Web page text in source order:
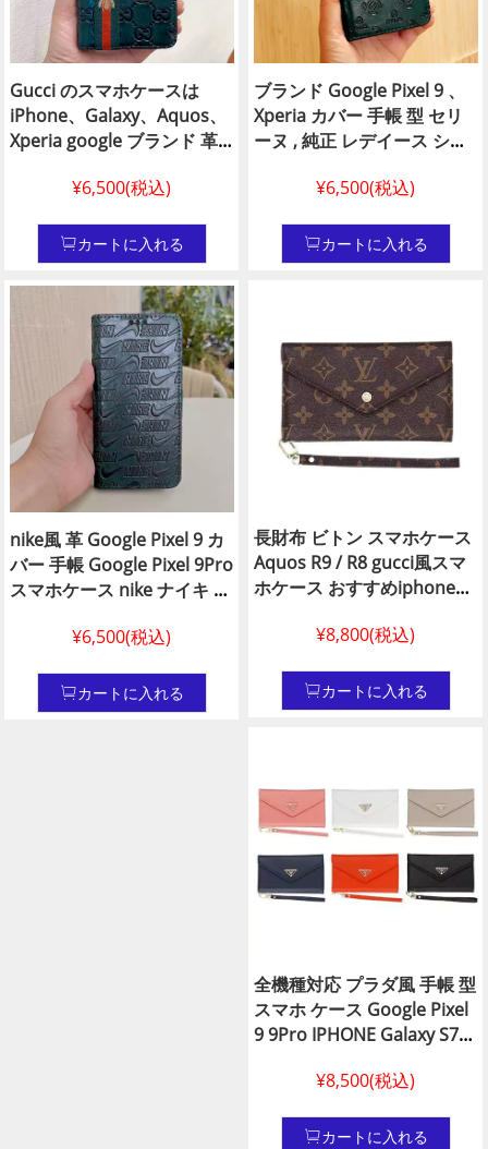
Gucci のスマホケースは
iPhone、Galaxy、Aquos、
Xperia google ブランド 革
スマホケースGG風 コラボ
ースvuitton 手帳 おすすめ
ルイヴィトン風 カバー グッ
チ +アディダス コラボ クラ
ースおすすめ ヴィトン風
¥6,500(税込)
カートに入れる
ブランド Google Pixel 9 、
Xperia カバー 手帳 型 セリ
ーヌ , 純正 レデイース シャ
ー 手帳 ハイブランド
celine風 皮製 Google Pixel 9
Google Pixel 9Pro 手帳型
¥6,500(税込)
カートに入れる
nike風 革 Google Pixel 9 カ
バー 手帳 Google Pixel 9Pro
スマホケース nike ナイキ 緑
8Pro ケース 高品質 ナイキ
Google Pixel 9 9pro ケース
手帳型おしゃれ アディダス
¥6,500(税込)
カートに入れる
長財布 ビトン スマホケース
Aquos R9 / R8 gucci風スマ
ホケース おすすめiphone
アンドロイド 携帯 ケースlv
guuci 汎用 スマホケース 優
¥8,800(税込)
カートに入れる
全機種対応 プラダ風 手帳 型
スマホ ケース Google Pixel
9 9Pro IPHONE Galaxy S7
Aquos SERIE Mini 皮製
P30 Lite ケース カードポケ
¥8,500(税込)
カートに入れる